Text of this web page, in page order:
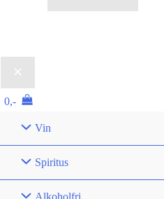
0,-
Vin
Spiritus